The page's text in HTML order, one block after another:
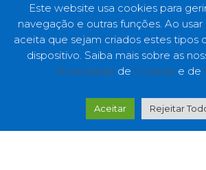
Development by
Making
Este website usa cookies para
navegação e outras funções. Ao usar
aceita que sejam criados estes tipos
dispositivo. Saiba mais sobre as
Privacidade de Cookies e de
Aceitar Rejeitar